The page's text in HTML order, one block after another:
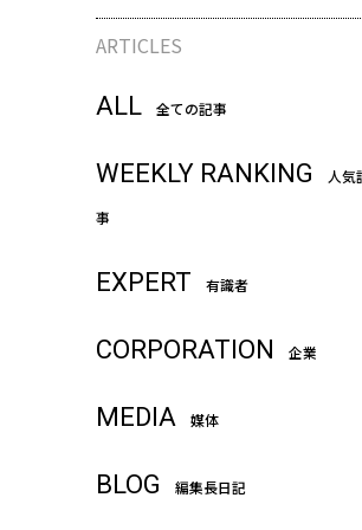
ARTICLES
ALL 全ての記事
WEEKLY RANKING 人気
事
EXPERT 有識者
CORPORATION 企業
MEDIA 媒体
BLOG 編集長日記